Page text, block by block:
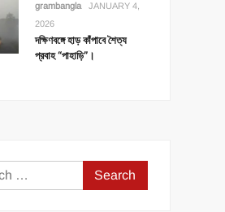
grambangla
JANUARY 4,
2026
দক্ষিণবঙ্গে হাড় কাঁপাবে শৈত্য
প্রবাহ “পাহাড়ি”।
Search
for: